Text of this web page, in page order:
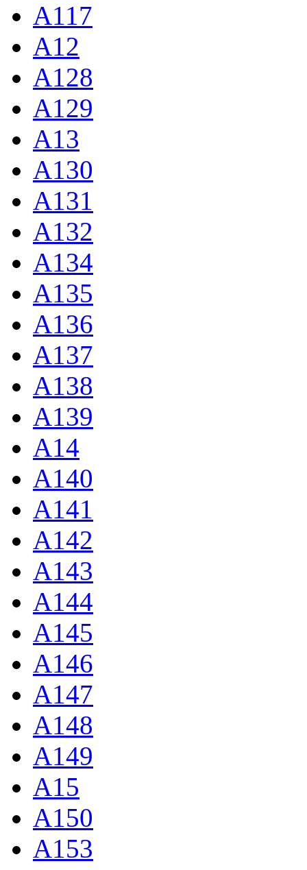
A117
A12
A128
A129
A13
A130
A131
A132
A134
A135
A136
A137
A138
A139
A14
A140
A141
A142
A143
A144
A145
A146
A147
A148
A149
A15
A150
A153